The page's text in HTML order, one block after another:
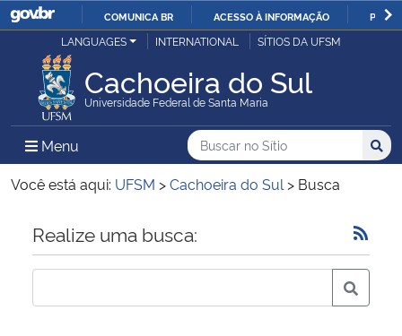
IR
O
COMUNICA BR ACESSO À INFORMAÇÃO
Ministério da Justiça e Segurança Pública
Ministério da Defesa
Ministério das Relações Exteriores
Ministério da Economia
Ministério da Infraestrutura
LANGUAGES INTERNATIONAL SÍTIOS DA UFSM
Cachoeira do Sul
Universidade Federal de Santa Maria
Menu Menu Principal do Sítio
Busca
Buscar no no Sítio
Busca:
Você está aqui: UFSM >Cachoeira do Sul > Busca
Início do conteúdo
Realize uma busca: